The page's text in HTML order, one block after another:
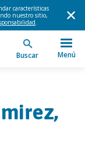
características
nuestro sitio,
.
Buscar Menú